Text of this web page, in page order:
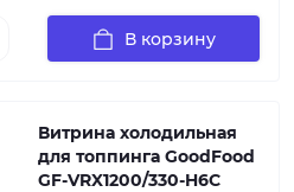
В корзину
Витрина холодильная
для топпинга GoodFood
GF-VRX1200/330-H6C